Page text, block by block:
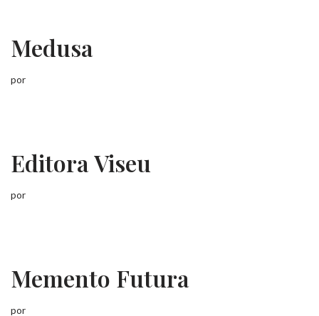
Medusa
por
Editora Viseu
por
Memento Futura
por